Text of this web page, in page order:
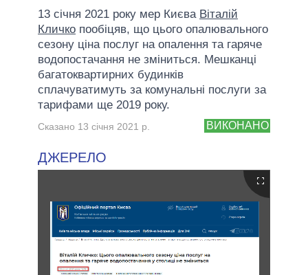
13 січня 2021 року мер Києва Віталій
Кличко пообіцяв, що цього опалювального
сезону ціна послуг на опалення та гаряче
водопостачання не зміниться. Мешканці
багатоквартирних будинків
сплачуватимуть за комунальні послуги за
тарифами ще 2019 року.
ВИКОНАНО
Сказано 13 січня 2021 р.
ДЖЕРЕЛО